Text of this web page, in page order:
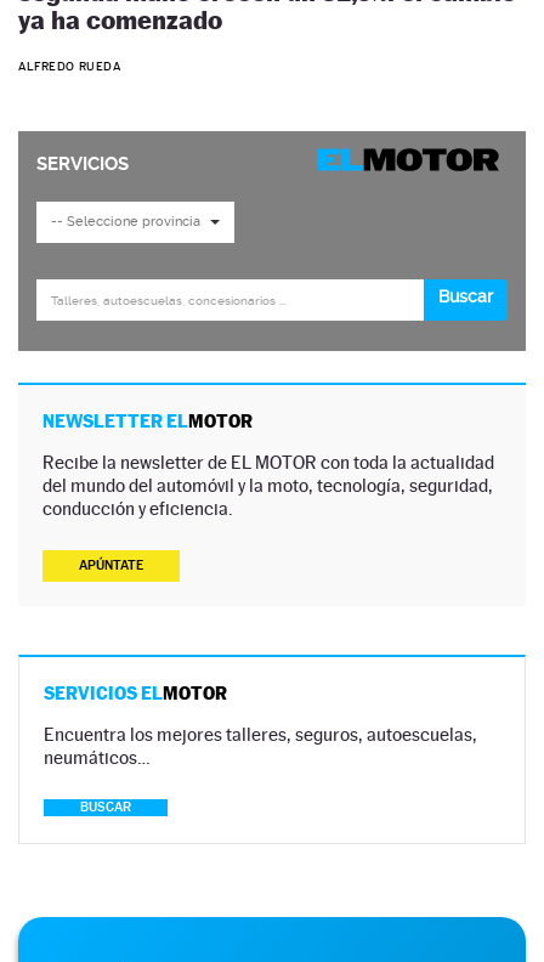
ya ha comenzado
ALFREDO RUEDA
NEWSLETTER ELMOTOR
Recibe la newsletter de EL MOTOR con toda la actualidad
del mundo del automóvil y la moto, tecnología, seguridad,
conducción y eficiencia.
APÚNTATE
SERVICIOS ELMOTOR
Encuentra los mejores talleres, seguros, autoescuelas,
neumáticos…
BUSCAR